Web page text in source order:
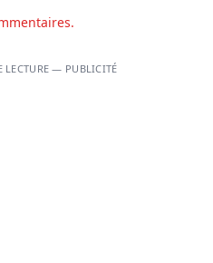
LECTURE — PUBLICITÉ